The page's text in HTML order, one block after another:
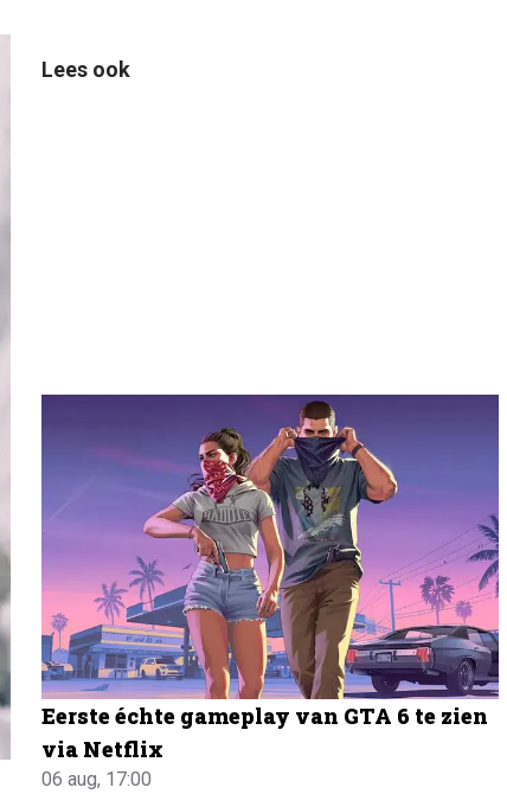
Lees ook
Eerste échte gameplay van GTA 6 te zien
via Netflix
06 aug, 17:00